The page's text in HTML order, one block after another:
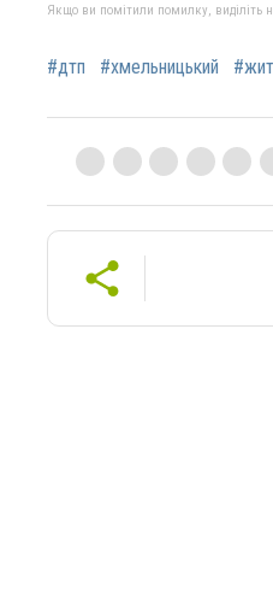
Якщо ви помітили помилку, виділіть
#дтп #хмельницький